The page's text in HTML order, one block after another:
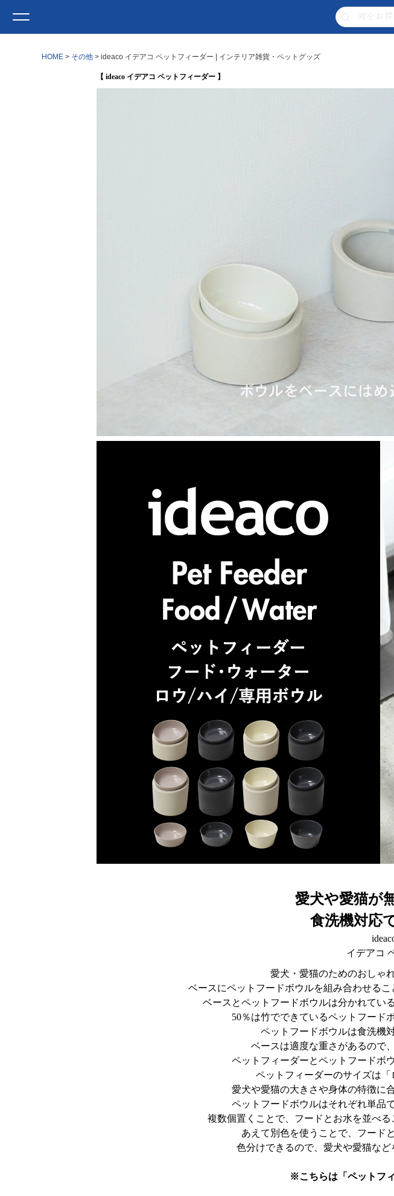
HOME その他 ideaco イデアコ ペットフィーダー | インテリア雑貨・ペットグッズ
【 ideaco イデアコ ペットフィーダー 】
愛犬や愛猫が
食洗機対応
イデアコ
愛犬・愛猫のためのおしゃ
ベースにペットフードボウルを組み合わせる
ベースとペットフードボウルは分かれてい
50％は竹でできているペットフード
ペットフードボウルは食洗機
ベースは適度な重さがあるので
ペットフィーダーとペットフードボ
ペットフィーダーのサイズは「
愛犬や愛猫の大きさや身体の特徴に
ペットフードボウルはそれぞれ単品
複数個置くことで、フードとお水を並べ
あえて別色を使うことで、フード
色分けできるので、愛犬や愛猫など
※こちらは「ペットフ